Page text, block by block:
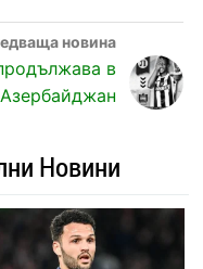
в
Азербайджан
Новини